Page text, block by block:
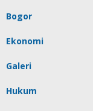
Bogor
Ekonomi
Galeri
Hukum